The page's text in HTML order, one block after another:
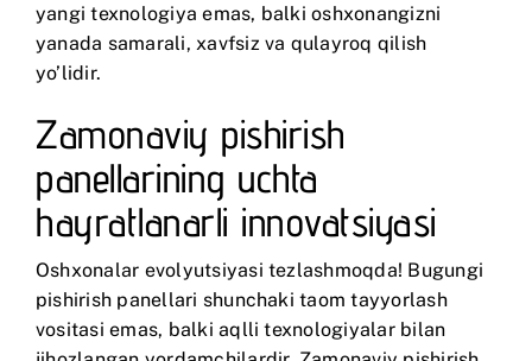
yangi texnologiya emas, balki oshxonangizni
yanada samarali, xavfsiz va qulayroq qilish
yo’lidir.
Zamonaviy pishirish
panellarining uchta
hayratlanarli innovatsiyasi
Oshxonalar evolyutsiyasi tezlashmoqda! Bugungi
pishirish panellari shunchaki taom tayyorlash
vositasi emas, balki aqlli texnologiyalar bilan